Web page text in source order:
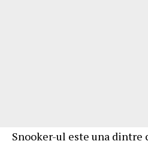
Snooker-ul este una